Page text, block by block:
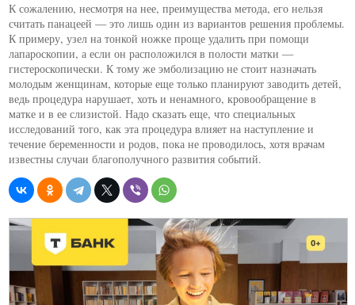
К сожалению, несмотря на нее, преимущества метода, его нельзя
считать панацеей — это лишь один из вариантов решения проблемы.
К примеру, узел на тонкой ножке проще удалить при помощи
лапароскопии, а если он расположился в полости матки —
гистероскопически. К тому же эмболизацию не стоит назначать
молодым женщинам, которые еще только планируют заводить детей,
ведь процедура нарушает, хоть и ненамного, кровообращение в
матке и в ее слизистой. Надо сказать еще, что специальных
исследований того, как эта процедура влияет на наступление и
течение беременности и родов, пока не проводилось, хотя врачам
известны случаи благополучного развития событий.